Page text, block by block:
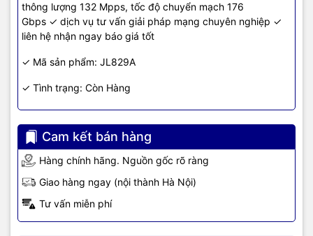
thông lượng 132 Mpps, tốc độ chuyển mạch 176
Gbps ✓ dịch vụ tư vấn giải pháp mạng chuyên nghiệp ✓
liên hệ nhận ngay báo giá tốt
✓ Mã sản phẩm: JL829A
✓ Tình trạng: Còn Hàng
Cam kết bán hàng
Hàng chính hãng. Nguồn gốc rõ ràng
Giao hàng ngay (nội thành Hà Nội)
Tư vấn miễn phí
Frequency 50/60 Hz
dissipation
130/153 BTU/hr (137.15/161.42 kJ/hr), For AC
powered units. For DC powered units heat
dissipation is 130 BTU/hr min, 171 BTU/hr
max
Voltage
100 - 240 VAC
-48 to -60 VDC
Current 10 A